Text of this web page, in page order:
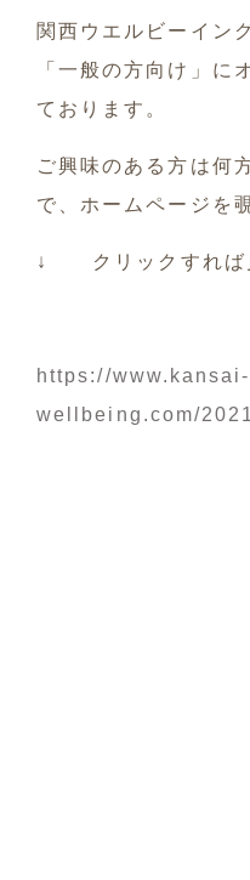
関西ウエルビーイン
「一般の方向け」に
ております。
ご興味のある方は何
で、ホームページを
↓ クリックすれば
https://www.kansai-
wellbeing.com/